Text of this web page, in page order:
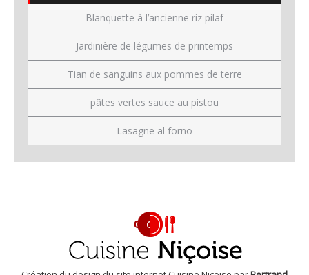
Blanquette à l’ancienne riz pilaf
Jardinière de légumes de printemps
Tian de sanguins aux pommes de terre
pâtes vertes sauce au pistou
Lasagne al forno